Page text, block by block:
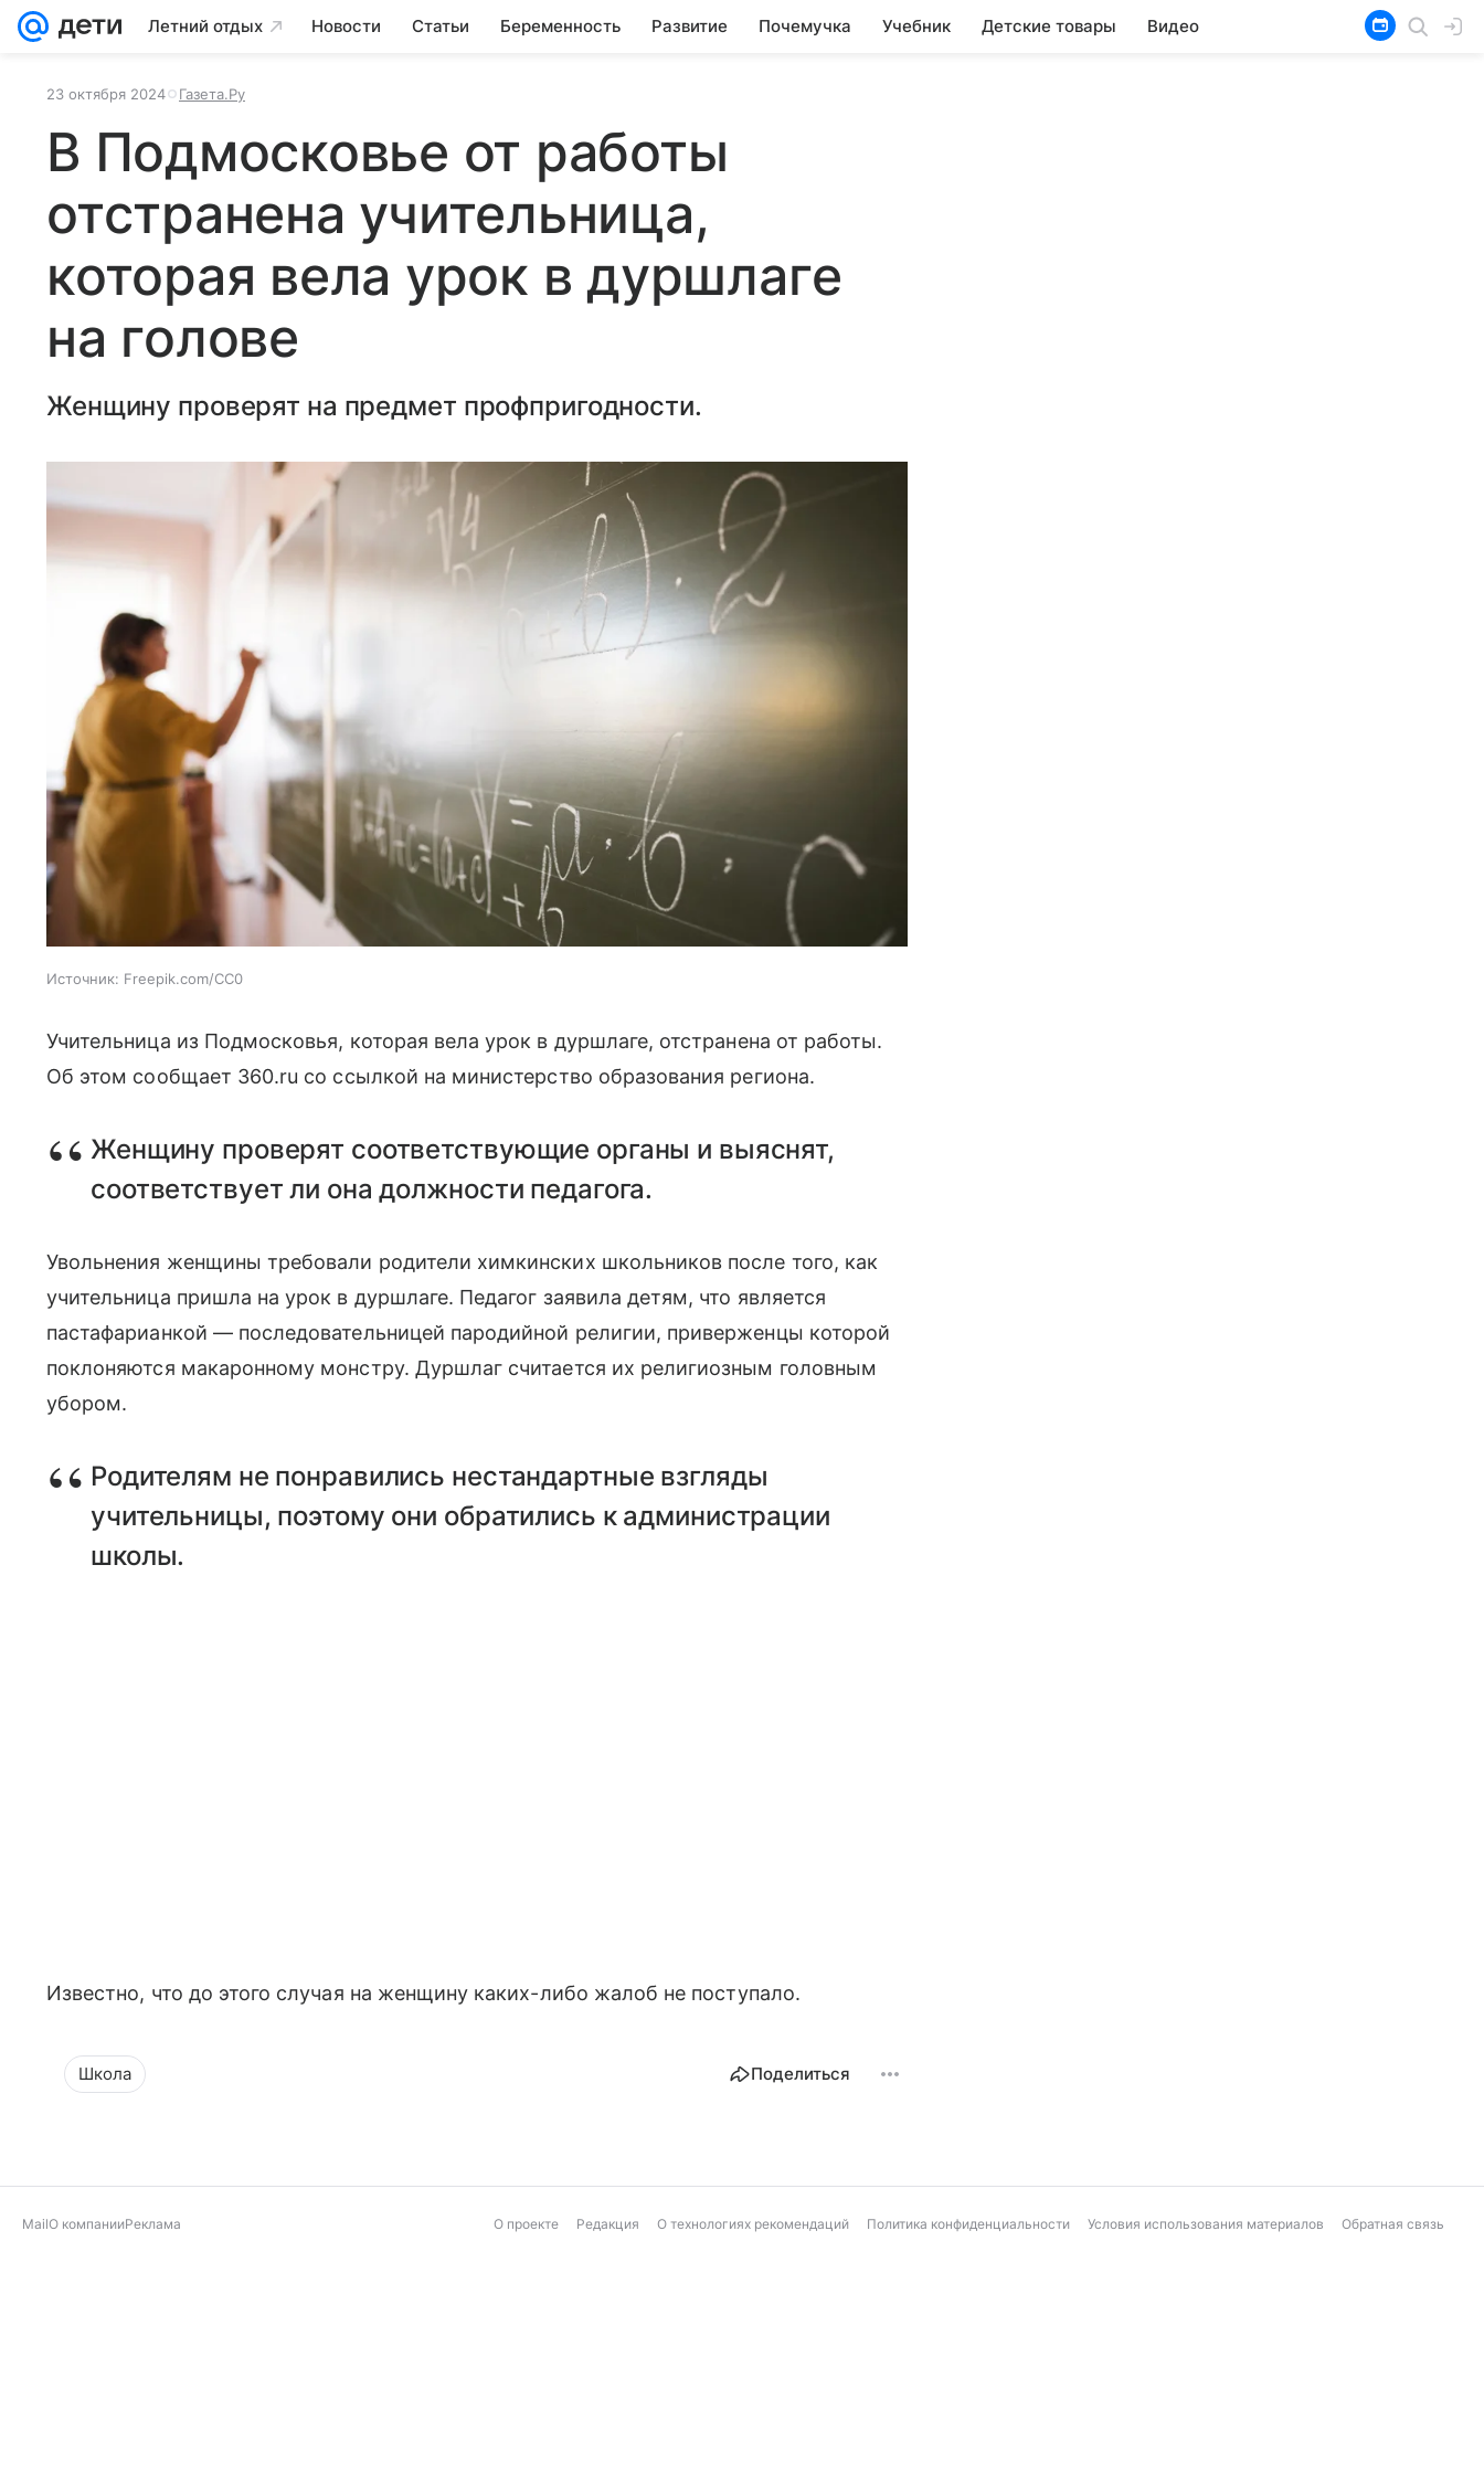
Летний отдых Новости Статьи Беременность Развитие Почемучка Учебник Детские товары Видео
23 октября 2024 Газета.Ру
В Подмосковье от работы
отстранена учительница,
которая вела урок в дуршлаге
на голове
Женщину проверят на предмет профпригодности.
Источник: Freepik.com/CC0
Учительница из Подмосковья, которая вела урок в дуршлаге, отстранена от работы.
Об этом сообщает 360.ru со ссылкой на министерство образования региона.
Женщину проверят соответствующие органы и выяснят,
соответствует ли она должности педагога.
Увольнения женщины требовали родители химкинских школьников после того, как
учительница пришла на урок в дуршлаге. Педагог заявила детям, что является
пастафарианкой — последовательницей пародийной религии, приверженцы которой
поклоняются макаронному монстру. Дуршлаг считается их религиозным головным
убором.
Родителям не понравились нестандартные взгляды
учительницы, поэтому они обратились к администрации
школы.
Известно, что до этого случая на женщину каких-либо жалоб не поступало.
Школа Поделиться
MailО компанииРеклама О проекте Редакция О технологиях рекомендаций Политика конфиденциальности Условия использования материалов Обратная связь